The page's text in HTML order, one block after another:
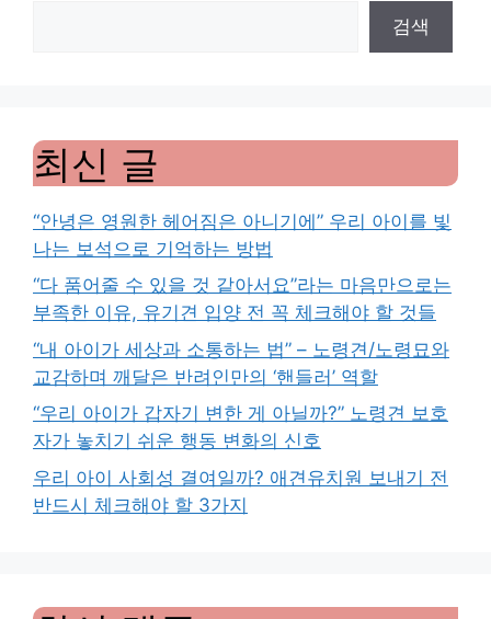
검색
최신 글
“안녕은 영원한 헤어짐은 아니기에” 우리 아이를 빛
나는 보석으로 기억하는 방법
“다 품어줄 수 있을 것 같아서요”라는 마음만으로는
부족한 이유, 유기견 입양 전 꼭 체크해야 할 것들
“내 아이가 세상과 소통하는 법” – 노령견/노령묘와
교감하며 깨달은 반려인만의 ‘핸들러’ 역할
“우리 아이가 갑자기 변한 게 아닐까?” 노령견 보호
자가 놓치기 쉬운 행동 변화의 신호
우리 아이 사회성 결여일까? 애견유치원 보내기 전
반드시 체크해야 할 3가지